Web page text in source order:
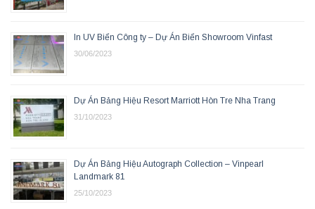
In UV Biển Công ty – Dự Án Biển Showroom Vinfast
30/06/2023
Dự Án Bảng Hiệu Resort Marriott Hòn Tre Nha Trang
31/10/2023
Dự Án Bảng Hiệu Autograph Collection – Vinpearl
Landmark 81
25/10/2023